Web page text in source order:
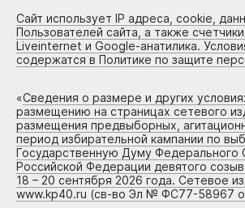
Сайт использует IP адреса, cookie,
Пользователей сайта, а также
Liveinternet и Google-анатилика.
содержатся в Политике по защите
«Сведения о размере и других
размещению на страницах сетевого
размещения предвыборных,
период избирательной кампании по
Государственную Думу Федерального
Российской Федерации девятого
18 – 20 сентября 2026 года. Сетевое
www.kp40.ru (св-во Эл № ФС77-58967